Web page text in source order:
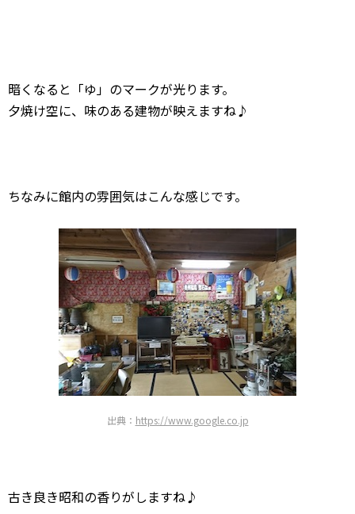
暗くなると「ゆ」のマークが光ります。
夕焼け空に、味のある建物が映えますね♪
ちなみに館内の雰囲気はこんな感じです。
出典： https://www.google.co.jp
古き良き昭和の香りがしますね♪